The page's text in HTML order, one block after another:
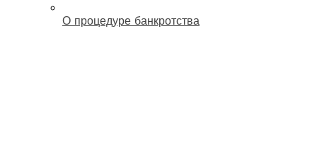
О процедуре банкротства